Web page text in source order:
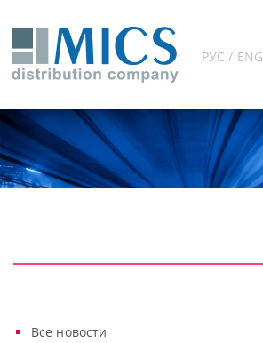
РУС / ENG
Все новости